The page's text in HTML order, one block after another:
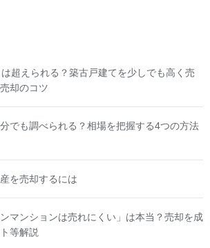
は超えられる？築古戸建てを少しでも高く売
却のコツ
でも調べられる？相場を把握する4つの方法
を売却するには
ンマンションは売れにくい」は本当？売却を成
等解説